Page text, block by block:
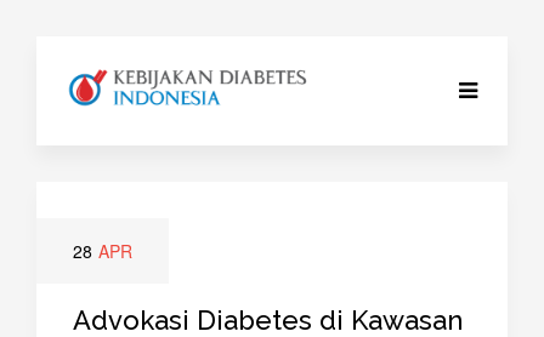
28 APR
Advokasi Diabetes di Kawasan